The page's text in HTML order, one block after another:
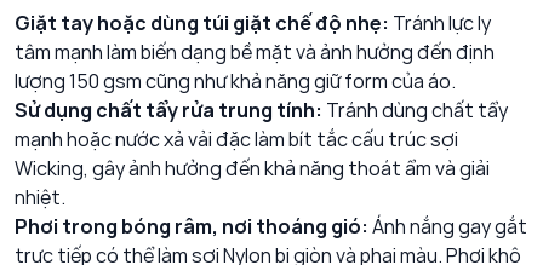
Giặt tay hoặc dùng túi giặt chế độ nhẹ: Tránh lực ly
tâm mạnh làm biến dạng bề mặt và ảnh hưởng đến định
lượng 150 gsm cũng như khả năng giữ form của áo.
Sử dụng chất tẩy rửa trung tính: Tránh dùng chất tẩy
mạnh hoặc nước xả vải đặc làm bít tắc cấu trúc sợi
Wicking, gây ảnh hưởng đến khả năng thoát ẩm và giải
nhiệt.
Phơi trong bóng râm, nơi thoáng gió: Ánh nắng gay gắt
trực tiếp có thể làm sợi Nylon bị giòn và phai màu. Phơi khô